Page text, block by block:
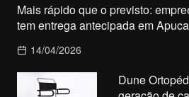
Mais rápido que o previsto:
tem entrega antecipada em
14/04/2026
Dune